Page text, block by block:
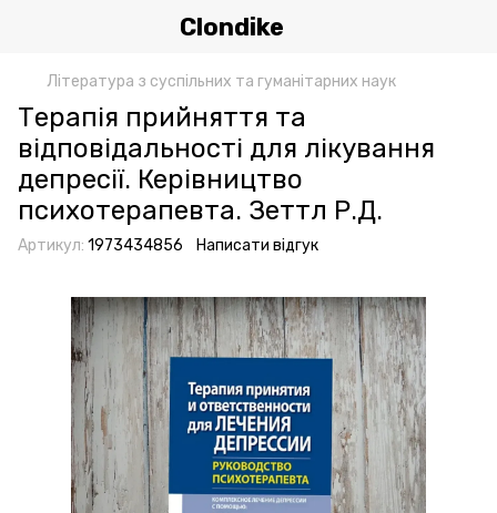
Clondike
Література з суспільних та гуманітарних наук
Терапія прийняття та
відповідальності для лікування
депресії. Керівництво
психотерапевта. Зеттл Р.Д.
Артикул: 1973434856 Написати відгук